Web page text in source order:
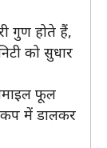
गुण होते हैं,
को सुधार
फूल
में डालकर